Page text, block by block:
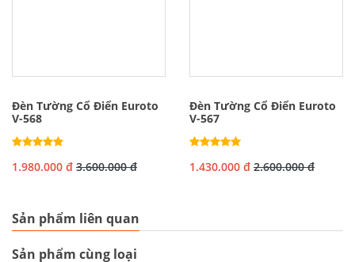
Đèn Tường Cổ Điển Euroto
V-568
1.980.000 đ 3.600.000 đ
Đèn Tường Cổ Điển Euroto
V-567
1.430.000 đ 2.600.000 đ
Sản phẩm liên quan
Sản phẩm cùng loại